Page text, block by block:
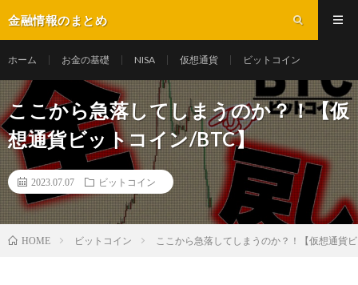
金融情報のまとめ
ホーム お金の基礎 NISA 仮想通貨 ビットコイン
ここから急落してしまうのか？！【仮
想通貨ビットコイン/BTC】
2023.07.07 ビットコイン
HOME ビットコイン ここから急落してしまうのか？！【仮想通貨